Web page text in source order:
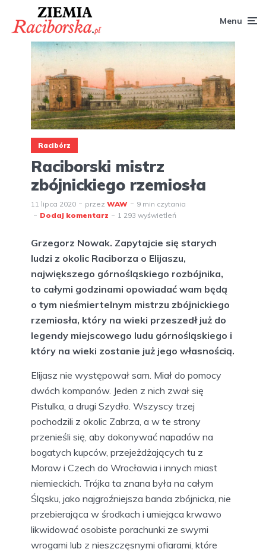
Menu
Racibórz
Raciborski mistrz
zbójnickiego rzemiosła
11 lipca 2020 przez WAW
9 min czytania
Dodaj komentarz
1 293 wyświetleń
Grzegorz Nowak. Zapytajcie się starych
ludzi z okolic Raciborza o Elijaszu,
największego górnośląskiego rozbójnika,
to całymi godzinami opowiadać wam będą
o tym nieśmiertelnym mistrzu zbójnickiego
rzemiosła, który na wieki przeszedł już do
legendy miejscowego ludu górnośląskiego i
który na wieki zostanie już jego własnością.
Elijasz nie występował sam. Miał do pomocy
dwóch kompanów. Jeden z nich zwał się
Pistulka, a drugi Szydło. Wszyscy trzej
pochodzili z okolic Zabrza, a w te strony
przenieśli się, aby dokonywać napadów na
bogatych kupców, przejeżdżających tu z
Moraw i Czech do Wrocławia i innych miast
niemieckich. Trójka ta znana była na całym
Śląsku, jako najgroźniejsza banda zbójnicka, nie
przebierająca w środkach i umiejąca krwawo
likwidować osobiste porachunki ze swymi
wrogami lub z nieszczęsnymi ofiarami, które